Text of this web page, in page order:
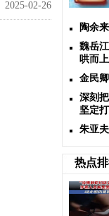
2025-02-26
陶余
魏岳
哄而
金民
深刻
坚定
朱亚
热点